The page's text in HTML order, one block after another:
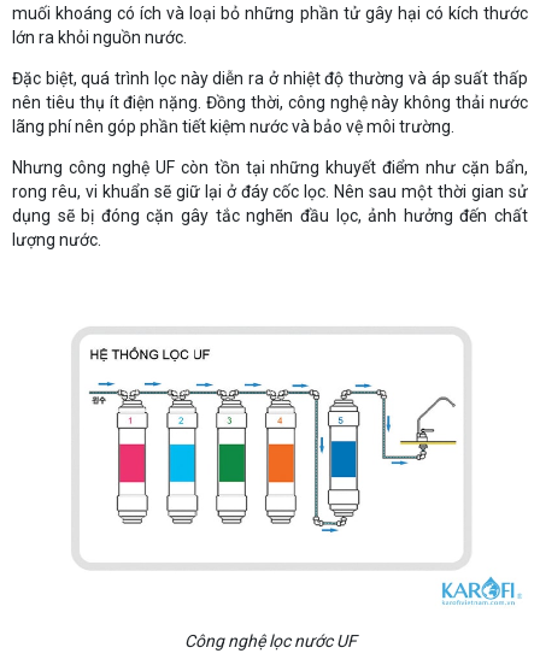
muối khoáng có ích và loại bỏ những phần tử gây hại có kích thước
lớn ra khỏi nguồn nước.
Đặc biệt, quá trình lọc này diễn ra ở nhiệt độ thường và áp suất thấp
nên tiêu thụ ít điện nặng. Đồng thời, công nghệ này không thải nước
lãng phí nên góp phần tiết kiệm nước và bảo vệ môi trường.
Nhưng công nghệ UF còn tồn tại những khuyết điểm như cặn bẩn,
rong rêu, vi khuẩn sẽ giữ lại ở đáy cốc lọc. Nên sau một thời gian sử
dụng sẽ bị đóng cặn gây tắc nghẽn đầu lọc, ảnh hưởng đến chất
lượng nước.
Công nghệ lọc nước UF